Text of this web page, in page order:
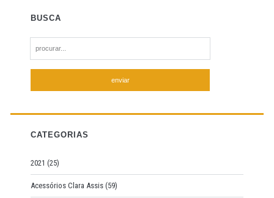
BUSCA
e
h
f
r
:
CATEGORIAS
2021 (25)
Acessórios Clara Assis (59)